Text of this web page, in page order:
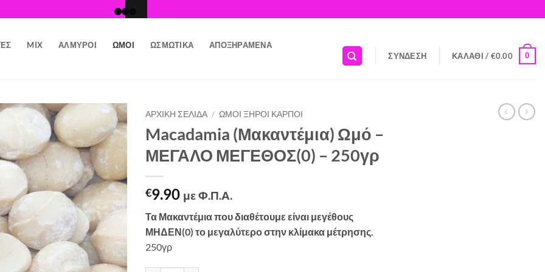
MIX ΑΛΜΥΡΟΊ ΩΜΟΊ ΩΣΜΩΤΙΚΆ ΑΠΟΞΗΡΑΜΈΝΑ
ΣΎΝΔΕΣΗ ΚΑΛΆΘΙ / €0.00 0
Προσθήκη
στη Λίστα
Επιθυμιών
ΑΡΧΙΚΉ ΣΕΛΊΔΑ / ΩΜΟΊ ΞΗΡΟΊ ΚΑΡΠΟΊ
Macadamia (Μακαντέμια) Ωμό –
ΜΕΓΑΛΟ ΜΕΓΕΘΟΣ(0) – 250γρ
€9.90 με Φ.Π.Α.
Τα Μακαντέμια που διαθέτουμε είναι μεγέθους
ΜΗΔΕΝ(0) το μεγαλύτερο στην κλίμακα μέτρησης.
250γρ